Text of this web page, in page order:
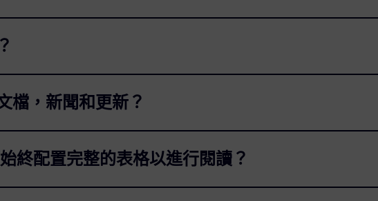
檔，新聞和更新？
終配置完整的表格以進行閱讀？